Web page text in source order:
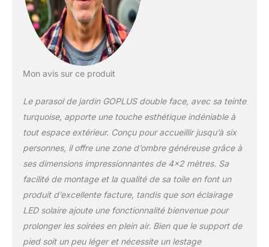
averses et aux rayons du
soleil, fabriquée en tissu
teinté en fil PA
extérieur. De plus, il est
anti-décoloration et anti-
déchirure, garantissant
une utilisation à long
terme. Système de
manivelle pratique : Fini
les difficultés pour ouvrir
le parasol de terrasse. Il
est doté d'une manivelle
pour une ouverture facile
et fluide, vous
permettant d'étendre la
Mon avis sur ce produit
Le parasol de jardin GOPLUS double face, avec sa teinte
turquoise, apporte une touche esthétique indéniable à
tout espace extérieur. Conçu pour accueillir jusqu’à six
personnes, il offre une zone d’ombre généreuse grâce à
ses dimensions impressionnantes de 4×2 mètres. Sa
facilité de montage et la qualité de sa toile en font un
produit d’excellente facture, tandis que son éclairage
LED solaire ajoute une fonctionnalité bienvenue pour
prolonger les soirées en plein air. Bien que le support de
pied soit un peu léger et nécessite un lestage